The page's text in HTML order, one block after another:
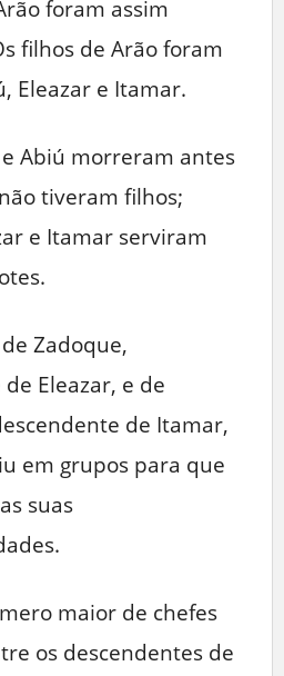
foram assim
filhos de Arão foram
Eleazar e Itamar.
Abiú morreram antes
tiveram filhos;
e Itamar serviram
Zadoque,
Eleazar, e de
de Itamar,
em grupos para que
suas
maior de chefes
os descendentes de